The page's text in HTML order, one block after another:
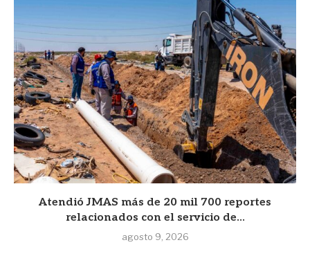
Atendió JMAS más de 20 mil 700 reportes
relacionados con el servicio de...
agosto 9, 2026